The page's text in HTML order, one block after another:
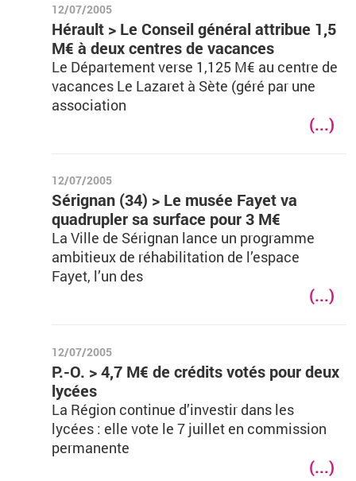
12/07/2005
Hérault > Le Conseil général attribue 1,5
M€ à deux centres de vacances
Le Département verse 1,125 M€ au centre de
vacances Le Lazaret à Sète (géré par une
association
(...)
12/07/2005
Sérignan (34) > Le musée Fayet va
quadrupler sa surface pour 3 M€
La Ville de Sérignan lance un programme
ambitieux de réhabilitation de l’espace
Fayet, l’un des
(...)
12/07/2005
P.-O. > 4,7 M€ de crédits votés pour deux
lycées
La Région continue d’investir dans les
lycées : elle vote le 7 juillet en commission
permanente
(...)